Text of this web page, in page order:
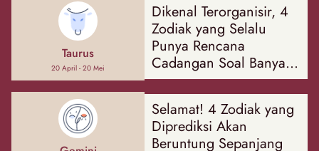
Taurus
20 April - 20 Mei
Dikenal Terorganisir, 4
Zodiak yang Selalu
Punya Rencana
Cadangan Soal Banyak
Hal
Selamat! 4 Zodiak yang
Diprediksi Akan
Beruntung Sepanjang